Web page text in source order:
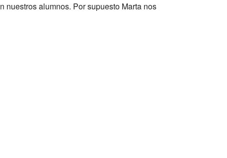
nuestros alumnos. Por supuesto Marta nos